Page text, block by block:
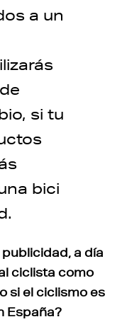
a un
si tu
bici
a día
ciclista como
si el ciclismo es
España?